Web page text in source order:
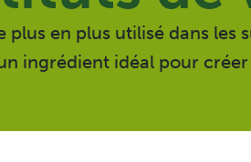
Crisps
plus en plus utilisé dans les
ingrédient idéal pour